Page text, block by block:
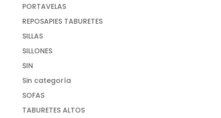
PORTAVELAS
REPOSAPIES TABURETES
SILLAS
SILLONES
SIN
Sin categoría
SOFAS
TABURETES ALTOS